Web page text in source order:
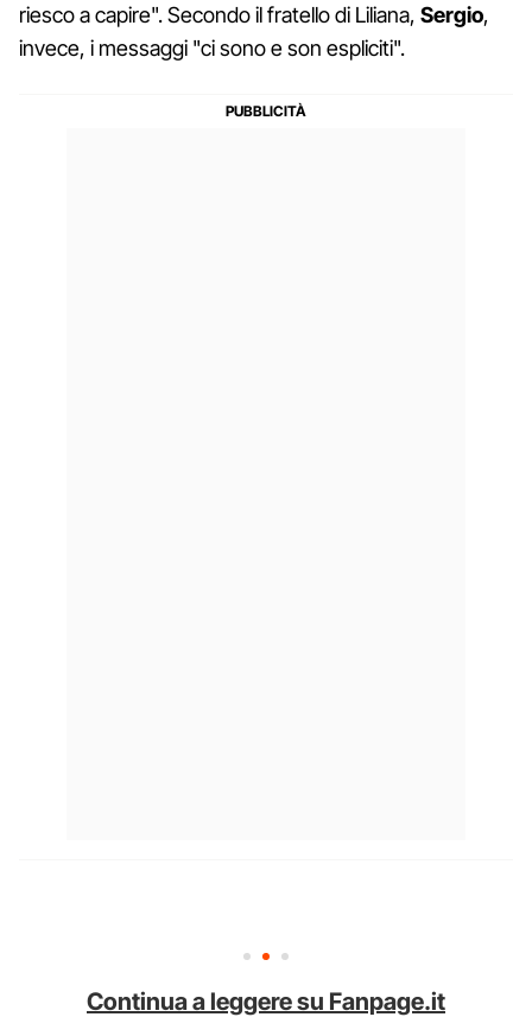
riesco a capire". Secondo il fratello di Liliana, Sergio,
invece, i messaggi "ci sono e son espliciti".
Continua a leggere su Fanpage.it